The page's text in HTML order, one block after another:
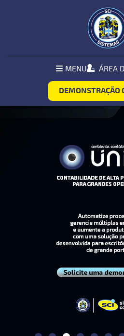
MENU ÁREA
DEMONSTRAÇÃO